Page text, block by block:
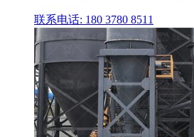
联系电话: 180 3780 8511